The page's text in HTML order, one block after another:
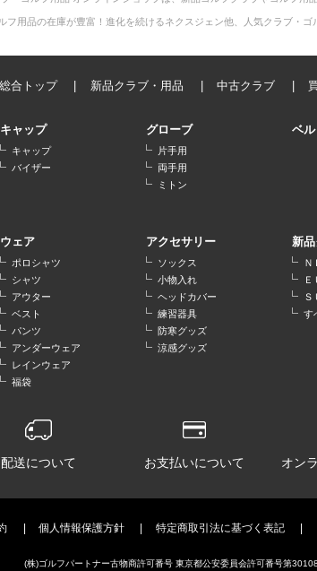
フ用品の在庫が豊富！進化を続けるネクスジェン他、人気クラブ・
総合トップ 新品クラブ・用品 中古クラブ
キャップ
キャップ
バイザー
グローブ
片手用
両手用
ミトン
ベル
ウェア
ポロシャツ
シャツ
アウター
ベスト
パンツ
アンダーウェア
レインウェア
福袋
アクセサリー
ソックス
小物入れ
ヘッドカバー
練習器具
防寒グッズ
涼感グッズ
新
Ｎ
Ｅ
す
配送について お支払いについて オン
個人情報保護方針 特定商取引法に基づく表記
(株)ゴルフパートナー古物商許可番号 東京都公安委員会許可番号第